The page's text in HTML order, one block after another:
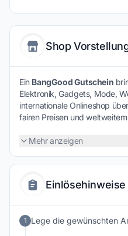
Shop
Ein BangGood Gutschein
Elektronik, Gadgets, Mode,
internationale Onlineshop
fairen Preisen und
Mehr anzeigen
Einlösehinweise
1 Lege die gewünschten